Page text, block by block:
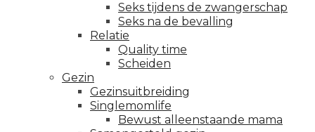
Seks tijdens de zwangerschap
Seks na de bevalling
Relatie
Quality time
Scheiden
Gezin
Gezinsuitbreiding
Singlemomlife
Bewust alleenstaande mama